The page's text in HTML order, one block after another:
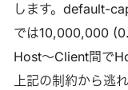
します。default-
では10,000,000
Host～Client間で
上記の制約から逃